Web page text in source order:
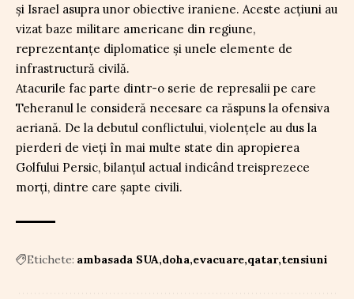
și Israel asupra unor obiective iraniene. Aceste acțiuni au
vizat baze militare americane din regiune,
reprezentanțe diplomatice și unele elemente de
infrastructură civilă.
Atacurile fac parte dintr-o serie de represalii pe care
Teheranul le consideră necesare ca răspuns la ofensiva
aeriană. De la debutul conflictului, violențele au dus la
pierderi de vieți în mai multe state din apropierea
Golfului Persic, bilanțul actual indicând treisprezece
morți, dintre care șapte civili.
Etichete: ambasada SUA doha evacuare qatar tensiuni